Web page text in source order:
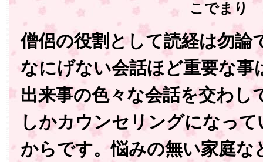
こでまり
僧侶の役割として読経は勿論
なにげない会話ほど重要な事
出来事の色々な会話を交わし
しかカウンセリングになっ
からです。悩みの無い家庭な